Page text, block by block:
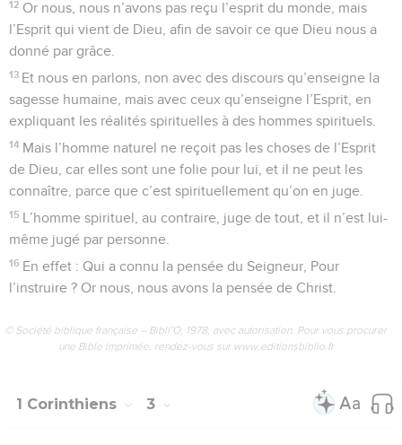
12 Or nous, nous n’avons pas reçu l’esprit du monde, mais
l’Esprit qui vient de Dieu, afin de savoir ce que Dieu nous a
donné par grâce.
13 Et nous en parlons, non avec des discours qu’enseigne la
sagesse humaine, mais avec ceux qu’enseigne l’Esprit, en
expliquant les réalités spirituelles à des hommes spirituels.
14 Mais l’homme naturel ne reçoit pas les choses de l’Esprit
de Dieu, car elles sont une folie pour lui, et il ne peut les
connaître, parce que c’est spirituellement qu’on en juge.
15 L’homme spirituel, au contraire, juge de tout, et il n’est lui-
même jugé par personne.
16 En effet : Qui a connu la pensée du Seigneur, Pour
l’instruire ? Or nous, nous avons la pensée de Christ.
© Société biblique française – Bibli’O, 1978, avec autorisation. Pour vous procurer
une Bible imprimée, rendez-vous sur www.editionsbiblio.fr
1 Corinthiens 3